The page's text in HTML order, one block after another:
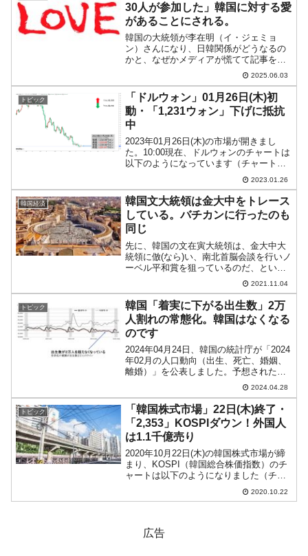
30人が参加した」韓国に対する愛
があることにされる。
韓国の大統領が李在明（イ・ジェミョ
ン）さんになり、日韓関係がどうなるの
かと、なぜかメディアが慌てて記事を出
すようになっています。不思議な姿勢で
すが、韓国メディア『朝鮮日報』に、「
한국을 사랑하는 日 의원 모임」（［特派
員レポート］韓国を...
2025.06.03
トピック
「ドルウォン」01月26日(木)初
動・「1,231ウォン」下げに抵抗
中
2023年01月26日(木)の市場が開きまし
た。10:00現在、ドルウォンのチャートは
以下のようになっています（チャートは
『Investing.com』より引用）。前日も頑
強に下げに抵抗し、その割には上がりま
せんでした。本日はそれを受けての...
2023.01.26
韓国経済
韓国文大統領は金大中をトレース
している。バチカンに行ったのも
同じ
先に、韓国の文在寅大統領は、金大中大
統領に倣(なら)い、南北首脳会談を行いノ
ーベル平和賞を狙っているのだ、という
件をご紹介しました.文大統領は10月29日
にバチカンを訪問し、ローマ教皇に謁見
して「北朝鮮を訪問するよう」に要請し
ましたが、実は...
2021.11.04
トピック
韓国「着実に下がる出生数」2万
人割れの常態化。韓国はなくなる
のです
2024年04月24日、韓国の統計庁が「2024
年02月の人口動向（出生、死亡、婚姻、
離婚）」を公表しました。予想されたと
おり低迷を継続しています。以下がプレ
スリリースです。↑「出生数：1万9,362
人」で「死亡数：2万9,977人」なら自...
2024.04.28
トピック
「韓国株式市場」22日(木)終了・
「2,353」KOSPIダウン！外国人
は1.1千億売り
2020年10月22日(木)の韓国株式市場が締
まり、KOSPI（韓国総合株価指数）のチ
ャートは以下のようになりました（チャ
ートは『Investing.com』より引用）。一
時は「2,343」まで下げたのによく戻した
2020.10.22
広告